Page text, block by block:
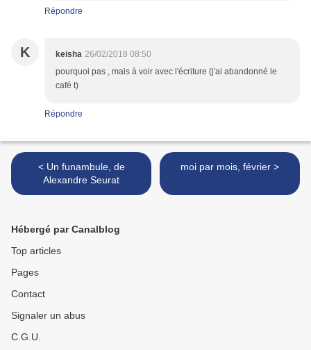
Répondre
K keisha 26/02/2018 08:50
pourquoi pas , mais à voir avec l'écriture (j'ai abandonné le
café t)
Répondre
< Un funambule, de
Alexandre Seurat
moi par mois, février >
Hébergé par Canalblog
Top articles
Pages
Contact
Signaler un abus
C.G.U.